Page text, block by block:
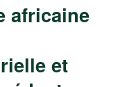
africaine
et